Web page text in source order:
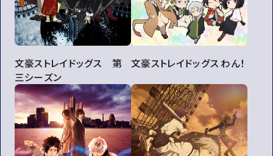
文豪ストレイドッグス 第
三シーズン
文豪ストレイドッグス わん！